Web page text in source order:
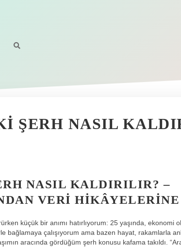
ŞERH NASIL
NASIL KALDIRILIR? –
VERI HIKÂYELERINE
küçük bir anımı hatırlıyorum: 25 yaşında, ekonomi
bağlamaya çalışıyorum ama bazen hayat, rakamlarla
aracında gördüğüm şerh konusu kafama takıldı.